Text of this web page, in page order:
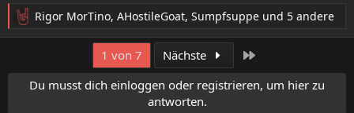
R
e
Rigor MorTino, AHostileGoat, Sumpfsuppe und 5 andere
1 von 7 Nächste
Du musst dich einloggen oder registrieren, um hier zu
antworten.